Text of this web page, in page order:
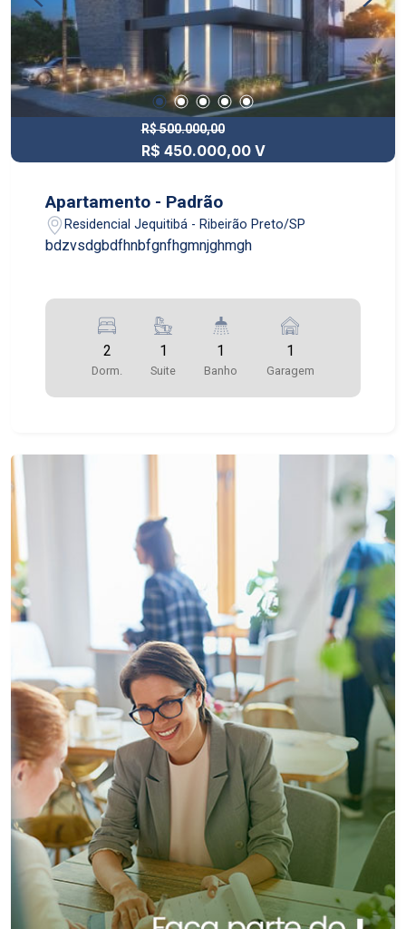
R$ 500.000,00
R$ 450.000,00 V
Apartamento - Padrão
Residencial Jequitibá - Ribeirão Preto/SP
bdzvsdgbdfhnbfgnfhgmnjghmgh
2
Dorm.
1
Suite
1
Banho
1
Garagem